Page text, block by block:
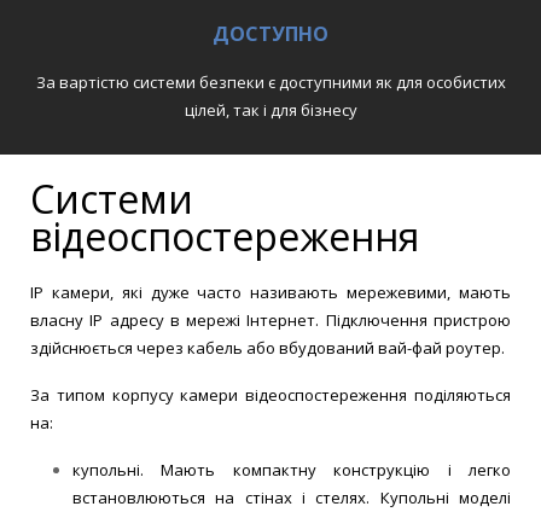
ДОСТУПНО
За вартістю системи безпеки є доступними як для особистих
цілей, так і для бізнесу
Системи
відеоспостереження
IP камери, які дуже часто називають мережевими, мають
власну IP адресу в мережі Інтернет. Підключення пристрою
здійснюється через кабель або вбудований вай-фай роутер.
За типом корпусу камери відеоспостереження поділяються
на:
купольні. Мають компактну конструкцію і легко
встановлюються на стінах і стелях. Купольні моделі